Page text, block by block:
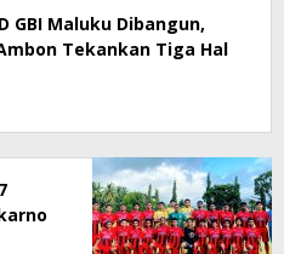
GBI Maluku Dibangun,
Tekankan Tiga Hal